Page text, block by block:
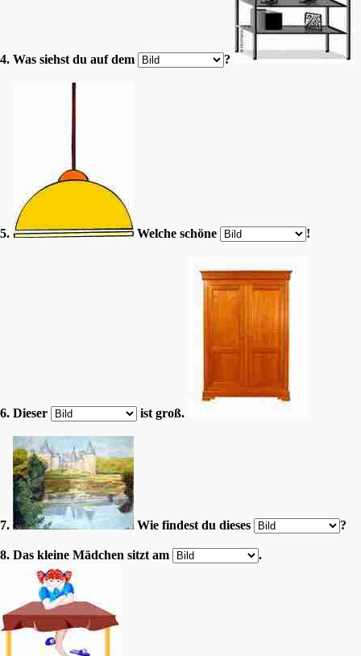
4. Was siehst du auf dem ?
5. Welche schöne !
6. Dieser ist groß.
7. Wie findest du dieses ?
8. Das kleine Mädchen sitzt am .